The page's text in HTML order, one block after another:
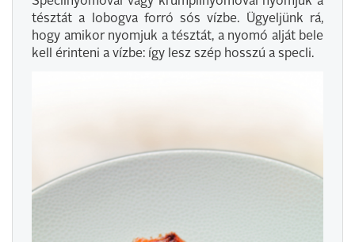
tésztát a lobogva forró sós vízbe. Ügyeljünk rá,
hogy amikor nyomjuk a tésztát, a nyomó alját bele
kell érinteni a vízbe: így lesz szép hosszú a specli.